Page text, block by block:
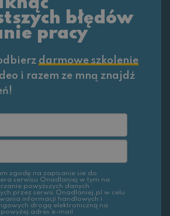
błędów
pracy
darmowe szkolenie
i razem ze mną znajdź
zgodę na zapisanie sie do
serwisu Onadlaniej w tym na
powyższych danych
przez serwis Onadlaniej.pl w celu
informacji handlowych i
drogą elektroniczną na
adres e-mail